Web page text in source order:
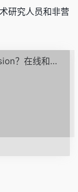
研究人员和非营
如何运行Stable Diffusion？在线和本地运行的5种方法